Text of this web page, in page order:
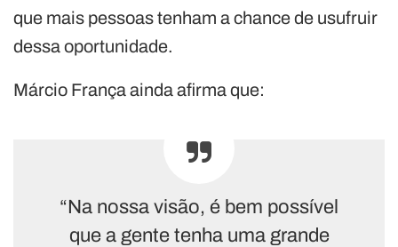
que mais pessoas tenham a chance de usufruir
dessa oportunidade.
Márcio França ainda afirma que:
“Na nossa visão, é bem possível
que a gente tenha uma grande